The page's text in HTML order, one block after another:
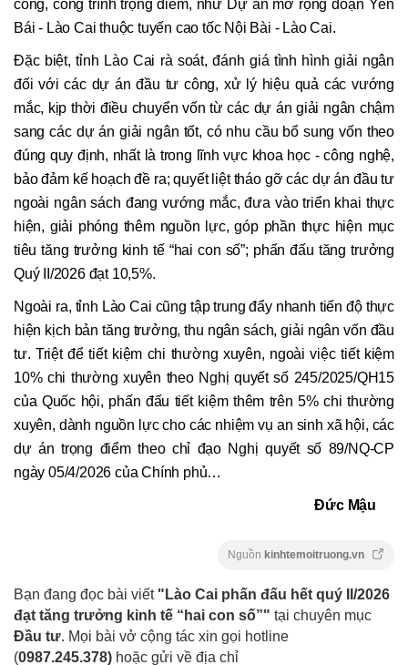
công, công trình trọng điểm, như Dự án mở rộng đoạn Yên
Bái - Lào Cai thuộc tuyến cao tốc Nội Bài - Lào Cai.
Đặc biệt, tỉnh Lào Cai rà soát, đánh giá tình hình giải ngân
đối với các dự án đầu tư công, xử lý hiệu quả các vướng
mắc, kịp thời điều chuyển vốn từ các dự án giải ngân chậm
sang các dự án giải ngân tốt, có nhu cầu bổ sung vốn theo
đúng quy định, nhất là trong lĩnh vực khoa học - công nghệ,
bảo đảm kế hoạch đề ra; quyết liệt tháo gỡ các dự án đầu tư
ngoài ngân sách đang vướng mắc, đưa vào triển khai thực
hiện, giải phóng thêm nguồn lực, góp phần thực hiện mục
tiêu tăng trưởng kinh tế “hai con số”; phấn đấu tăng trưởng
Quý II/2026 đạt 10,5%.
Ngoài ra, tỉnh Lào Cai cũng tập trung đẩy nhanh tiến độ thực
hiện kịch bản tăng trưởng, thu ngân sách, giải ngân vốn đầu
tư. Triệt để tiết kiệm chi thường xuyên, ngoài việc tiết kiệm
10% chi thường xuyên theo Nghị quyết số 245/2025/QH15
của Quốc hội, phấn đấu tiết kiệm thêm trên 5% chi thường
xuyên, dành nguồn lực cho các nhiệm vụ an sinh xã hội, các
dự án trọng điểm theo chỉ đạo Nghị quyết số 89/NQ-CP
ngày 05/4/2026 của Chính phủ…
Đức Mậu
Nguồn kinhtemoitruong.vn
Bạn đang đọc bài viết "Lào Cai phấn đấu hết quý II/2026
đạt tăng trưởng kinh tế “hai con số”" tại chuyên mục
Đầu tư. Mọi bài vở cộng tác xin gọi hotline
(0987.245.378) hoặc gửi về địa chỉ